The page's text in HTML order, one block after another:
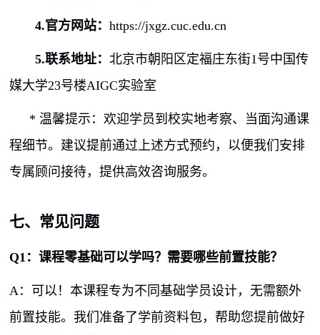
4.官方网站： https://jxgz.cuc.edu.cn
5.联系地址： 北京市朝阳区定福庄东街1 号中国传
媒大学23号楼AIGC实验室
* 温馨提示：欢迎学员到校实地考察、当面沟通课
程细节。建议提前通过上述方式预约，以便我们安排
专属顾问接待，提供高效咨询服务。
七、常见问题
Q1 ：课程零基础可以学吗？需要哪些前置技能？
A ：可以！本课程专为不同基础学员设计，无需额外
前置技能。我们准备了学前资料包，帮助您提前做好